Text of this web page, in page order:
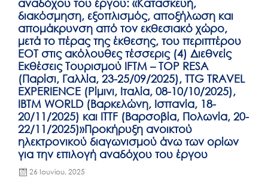
αναδόχου του έργου: «Κατασκευή,
διακόσμηση, εξοπλισμός, αποξήλωση και
απομάκρυνση από τον εκθεσιακό χώρο,
μετά το πέρας της έκθεσης, του περιπτέρου
ΕΟΤ στις ακόλουθες τέσσερις (4) Διεθνείς
Εκθέσεις Τουρισμού IFTM – TOP RESA
(Παρίσι, Γαλλία, 23-25/09/2025), TTG TRAVEL
EXPERIENCE (Ρίμινι, Ιταλία, 08-10/10/2025),
IBTM WORLD (Βαρκελώνη, Ισπανία, 18-
20/11/2025) και ITTF (Βαρσοβία, Πολωνία, 20-
22/11/2025)»Προκήρυξη ανοικτού
ηλεκτρονικού διαγωνισμού άνω των ορίων
για την επιλογή αναδόχου του έργου
26 Ιουνίου, 2025